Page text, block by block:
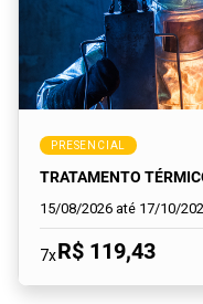
PRESENCIAL
TRATAMENTO
15/08/2026 até 17/10/
7xR$ 119,43